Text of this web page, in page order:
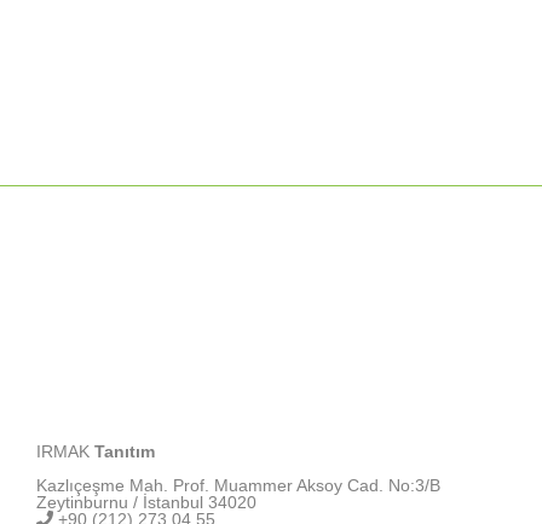
IRMAK Tanıtım
Kazlıçeşme Mah. Prof. Muammer Aksoy Cad. No:3/B
Zeytinburnu / İstanbul 34020
+90 (212) 273 04 55